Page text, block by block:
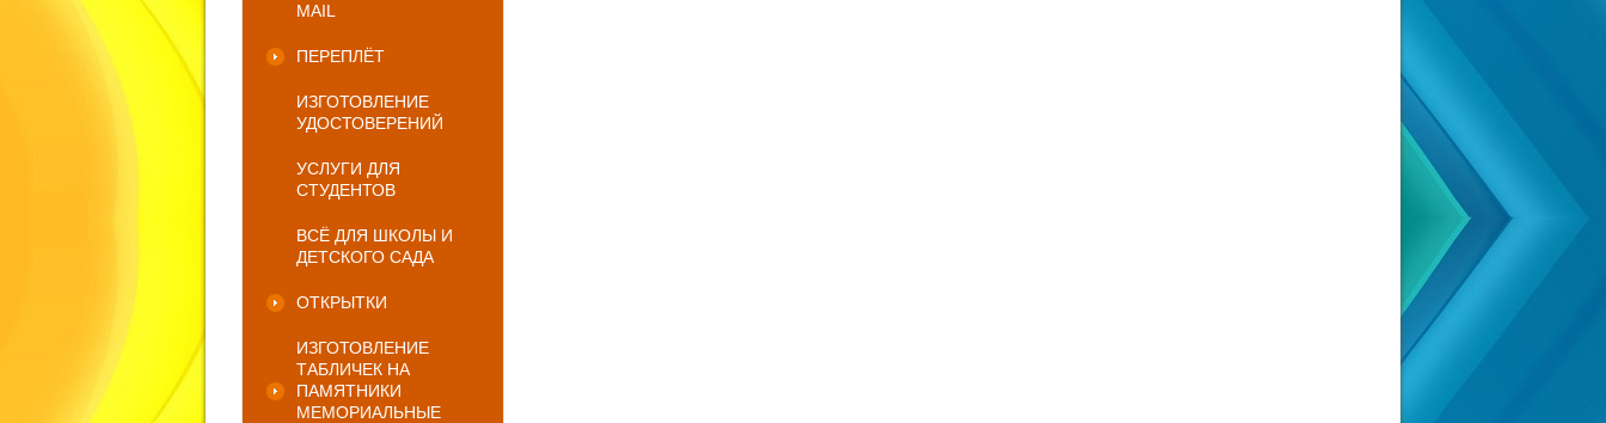
MAIL
ПЕРЕПЛЁТ
ИЗГОТОВЛЕНИЕ
УДОСТОВЕРЕНИЙ
УСЛУГИ ДЛЯ
СТУДЕНТОВ
ВСЁ ДЛЯ ШКОЛЫ И
ДЕТСКОГО САДА
ОТКРЫТКИ
ИЗГОТОВЛЕНИЕ
ТАБЛИЧЕК НА
ПАМЯТНИКИ
МЕМОРИАЛЬНЫЕ